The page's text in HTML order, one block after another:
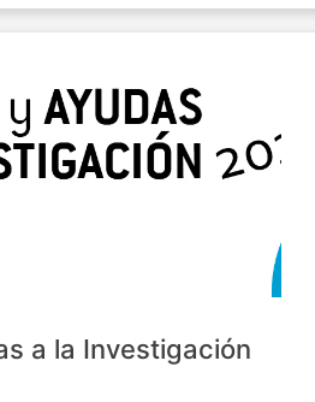
a la Investigación